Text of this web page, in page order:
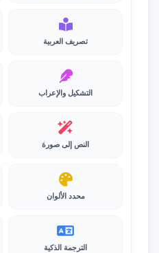
تصريف العربية
التشكيل والإعراب
النص إلى صورة
محدد الألوان
الترجمة الذكية